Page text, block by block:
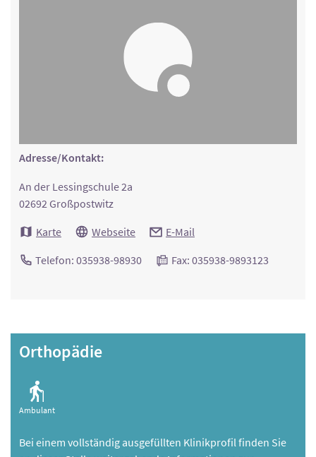
Adresse/Kontakt:
An der Lessingschule 2a
02692 Großpostwitz
Karte
Webseite E-Mail
Telefon: 035938-98930 Fax: 035938-9893123
Orthopädie
Ambulant
Bei einem vollständig ausgefüllten Klinikprofil finden Sie